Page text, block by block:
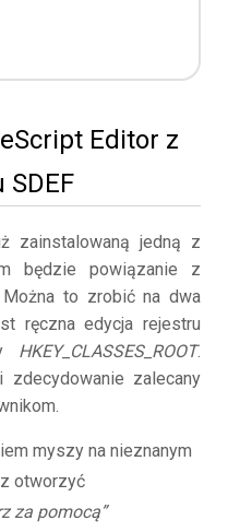
Editor z
zainstalowaną jedną z
będzie powiązanie z
to zrobić na dwa
ręczna edycja rejestru
HKEY_CLASSES_ROOT.
zalecany
myszy na nieznanym
otworzyć
za pomocą”